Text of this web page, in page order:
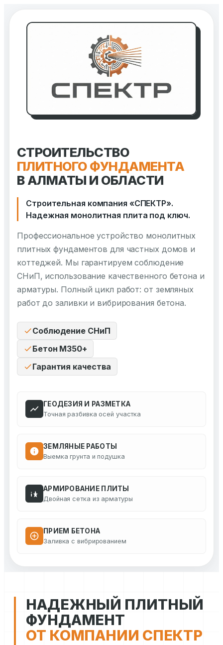
СТРОИТЕЛЬСТВО
ПЛИТНОГО ФУНДАМЕНТА
В АЛМАТЫ И ОБЛАСТИ
Строительная компания «СПЕКТР».
Надежная монолитная плита под ключ.
Профессиональное устройство монолитных
плитных фундаментов для частных домов и
коттеджей. Мы гарантируем соблюдение
СНиП, использование качественного бетона и
арматуры. Полный цикл работ: от земляных
работ до заливки и вибрирования бетона.
Соблюдение СНиП
Бетон М350+
Гарантия качества
ГЕОДЕЗИЯ И РАЗМЕТКА
Точная разбивка осей участка
ЗЕМЛЯНЫЕ РАБОТЫ
Выемка грунта и подушка
АРМИРОВАНИЕ ПЛИТЫ
Двойная сетка из арматуры
ПРИЕМ БЕТОНА
Заливка с вибрированием
НАДЕЖНЫЙ ПЛИТНЫЙ
ФУНДАМЕНТ
ОТ КОМПАНИИ СПЕКТР